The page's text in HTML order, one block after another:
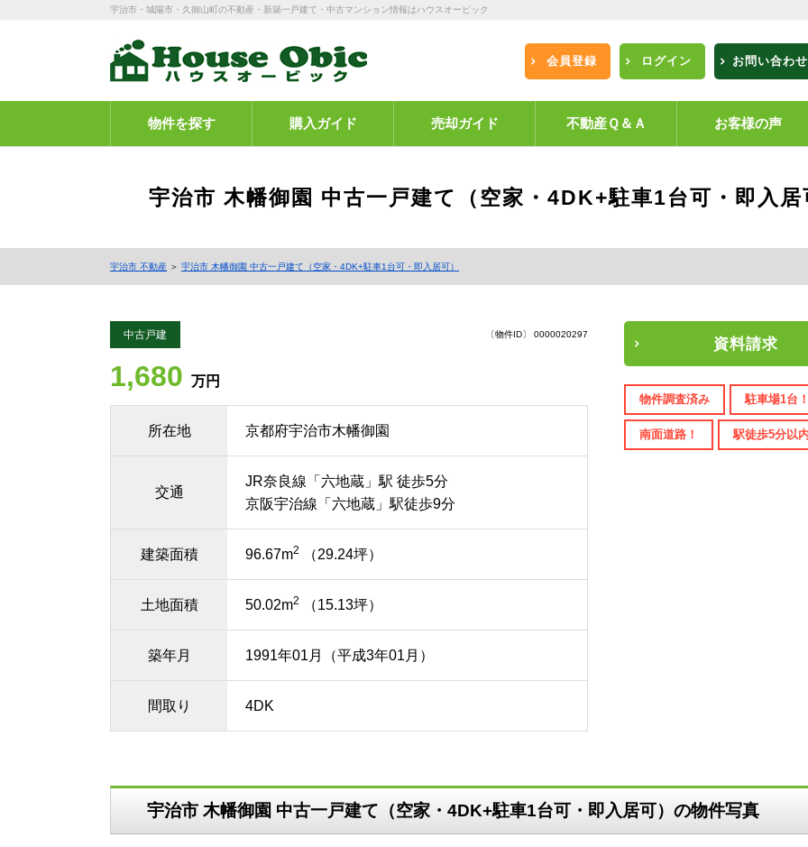
宇治市・城陽市・久御山町の不動産・新築一戸建て・中古マンション情報はハウスオービック
会員登録 ログイン お問い合わせ
物件を探す 購入ガイド 売却ガイド 不動産Ｑ＆Ａ お客様の声
宇治市 木幡御園 中古一戸建て（空家・4DK+駐車1台可・即入居
宇治市 不動産 ＞ 宇治市 木幡御園 中古一戸建て（空家・4DK+駐車1台可・即入居可）
〔物件ID〕 0000020297
中古戸建
1,680 万円
所在地 京都府宇治市木幡御園
交通
JR奈良線「六地蔵」駅 徒歩5分
京阪宇治線「六地蔵」駅徒歩9分
建築面積 96.67m2 （29.24坪）
土地面積 50.02m2 （15.13坪）
築年月 1991年01月（平成3年01月）
間取り 4DK
資料請求
物件調査済み 駐車場1台
南面道路！ 駅徒歩5分以
宇治市 木幡御園 中古一戸建て（空家・4DK+駐車1台可・即入居可）の物件写真